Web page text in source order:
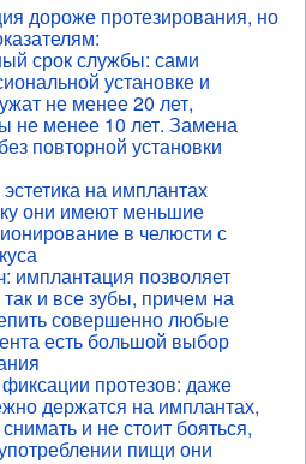
дороже протезирования, но
срок службы: сами
установке и
не менее 20 лет,
не менее 10 лет. Замена
повторной установки
на имплантах
они имеют меньшие
в челюсти с
имплантация позволяет
и все зубы, причем на
совершенно любые
есть большой выбор
протезов: даже
держатся на имплантах,
и не стоит бояться,
пищи они